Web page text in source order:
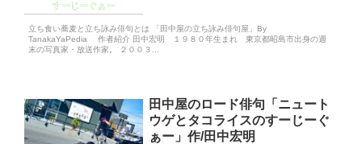
すーじーぐぁー
立ち食い蕎麦と立ち詠み俳句とは 「田中屋の立ち詠み俳句屋」By
TanakaYaPedia 作者紹介 田中宏明 １９８０年生まれ 東京都昭島市出身の週
末の写真家・放送作家。 ２００３...
田中屋のロード俳句「ニュート
ウゲとタコライスのすーじーぐ
ぁー」作/田中宏明